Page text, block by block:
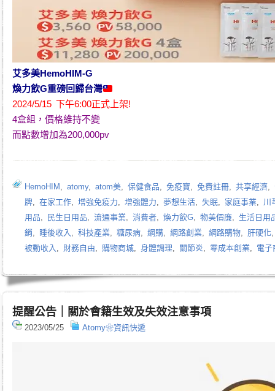
艾多美HemoHIM-G
煥力飲G重磅回歸台灣
2024/5/15 下午6:00正式上架!
4盒組，價格維持不變
而點數增加為200,000pv
HemoHIM , atomy, atom美, 保健食品, 免疫寶, 免費註冊, 共享經濟,
牌, 在家工作, 增強免疫力, 增強體力, 夢想生活, 失眠, 家庭事業, 川
用品, 民生日用品, 流通事業, 消費者, 煥力飲G, 物美價廉, 生活日用
銷, 睡後收入 , 科技產業, 糖尿病, 網購, 網路創業, 網路購物, 肝硬化
被動收入 , 財務自由, 購物商城, 身體調理, 關節炎, 零成本創業, 電子
提醒公告｜關於會籍生效及失效注意事項
2023/05/25 Atomy❀資訊快遞